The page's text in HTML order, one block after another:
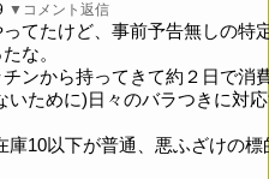
▼コメント返信
てたけど、事前予告無しの特
な。
ンから持ってきて約２日で消
いために)日々のバラつきに対
庫10以下が普通、悪ふざけの標